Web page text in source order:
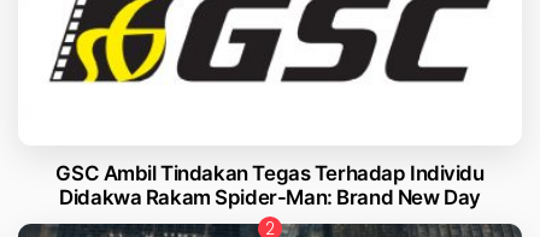
GSC Ambil Tindakan Tegas Terhadap Individu
Didakwa Rakam Spider-Man: Brand New Day